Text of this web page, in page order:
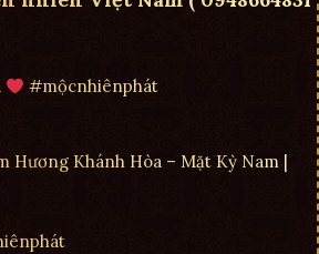
#mộcnhiênphát
Hương Khánh Hòa – Mặt Kỳ Nam |